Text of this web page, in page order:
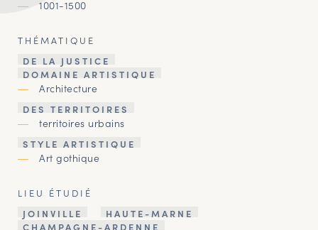
1001-1500
THÉMATIQUE
DE LA JUSTICE
DOMAINE ARTISTIQUE
Architecture
DES TERRITOIRES
territoires urbains
STYLE ARTISTIQUE
Art gothique
LIEU ÉTUDIÉ
JOINVILLE
HAUTE-MARNE
CHAMPAGNE-ARDENNE